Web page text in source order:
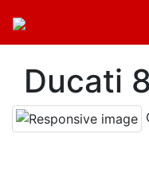
Ducati